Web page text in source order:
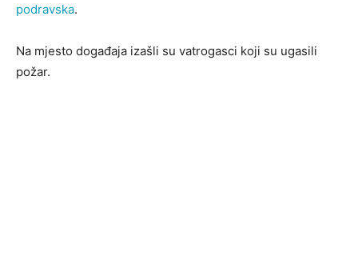
podravska.
Na mjesto događaja izašli su vatrogasci koji su ugasili
požar.